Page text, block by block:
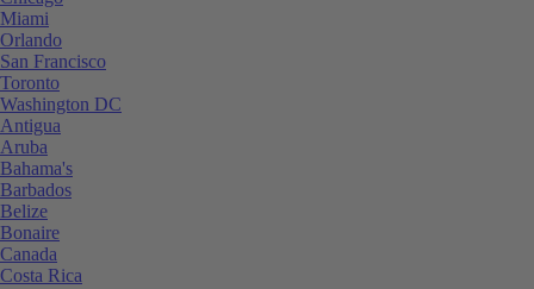
Miami
Orlando
San Francisco
Toronto
Washington DC
Antigua
Aruba
Bahama's
Barbados
Belize
Bonaire
Canada
Costa Rica